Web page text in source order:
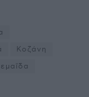
Κοζάνη